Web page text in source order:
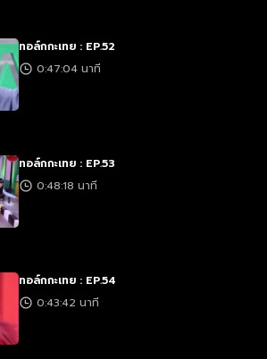
ทอล์กกะเทย : EP.52
0:47:04 นาที
ทอล์กกะเทย : EP.53
0:48:18 นาที
ทอล์กกะเทย : EP.54
0:43:42 นาที